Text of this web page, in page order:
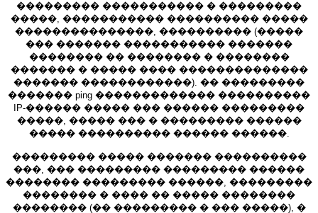
��������� ����������� � ���������
�����, ����������� ���������� �����
���������������, ���������� (�����
��� ������� ����������� �������
�������� �� �������� � ��������
������� � ����� ���� ��������������
������� ������������). �� ���������
������� ping ������������� ����������
IP-������ ����� ��� ������ ���������
�����, ����� ��� � ��������� ������
����� ���������� ������ ������.
��������� ����� ������� ����������
���, ��� ��������� ��������� ������
�������� ��������� ������, ���������
�������� � ���� �� ����� ��������
�������� (�� ��������� � ��� �����), �